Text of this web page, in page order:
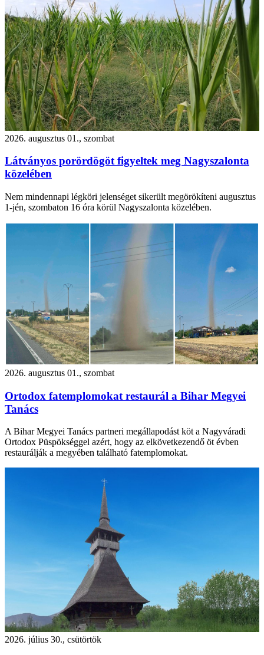
2026. augusztus 01., szombat
Látványos porördögöt figyeltek meg Nagyszalonta
közelében
Nem mindennapi légköri jelenséget sikerült megörökíteni augusztus
1-jén, szombaton 16 óra körül Nagyszalonta közelében.
2026. augusztus 01., szombat
Ortodox fatemplomokat restaurál a Bihar Megyei
Tanács
A Bihar Megyei Tanács partneri megállapodást köt a Nagyváradi
Ortodox Püspökséggel azért, hogy az elkövetkezendő öt évben
restaurálják a megyében található fatemplomokat.
2026. július 30., csütörtök